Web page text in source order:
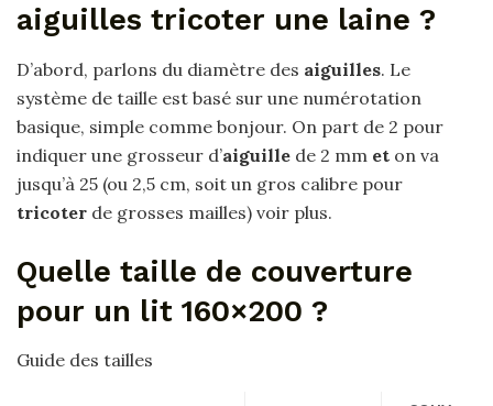
aiguilles tricoter une laine ?
D’abord, parlons du diamètre des aiguilles. Le
système de taille est basé sur une numérotation
basique, simple comme bonjour. On part de 2 pour
indiquer une grosseur d’aiguille de 2 mm et on va
jusqu’à 25 (ou 2,5 cm, soit un gros calibre pour
tricoter de grosses mailles) voir plus.
Quelle taille de couverture
pour un lit 160×200 ?
Guide des tailles